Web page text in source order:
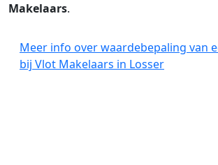
Makelaars.
Meer info over waardebepaling van
bij Vlot Makelaars in Losser